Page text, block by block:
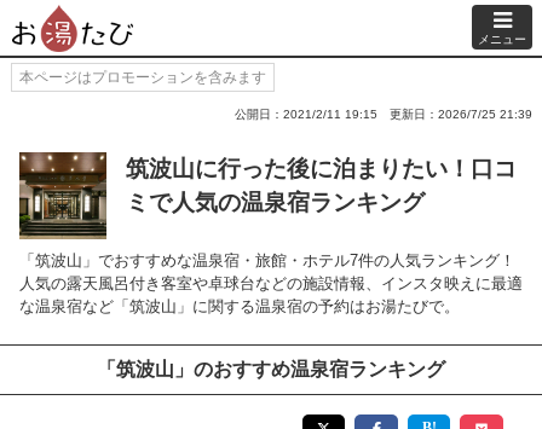
メニュー
本ページはプロモーションを含みます
公開日：2021/2/11 19:15 更新日：2026/7/25 21:39
筑波山に行った後に泊まりたい！口コ
ミで人気の温泉宿ランキング
「筑波山」でおすすめな温泉宿・旅館・ホテル7件の人気ランキング！
人気の露天風呂付き客室や卓球台などの施設情報、インスタ映えに最適
な温泉宿など「筑波山」に関する温泉宿の予約はお湯たびで。
「筑波山」のおすすめ温泉宿ランキング